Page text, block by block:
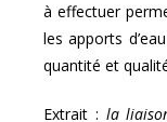
à effectuer
les apports
quantité et
Extrait : la